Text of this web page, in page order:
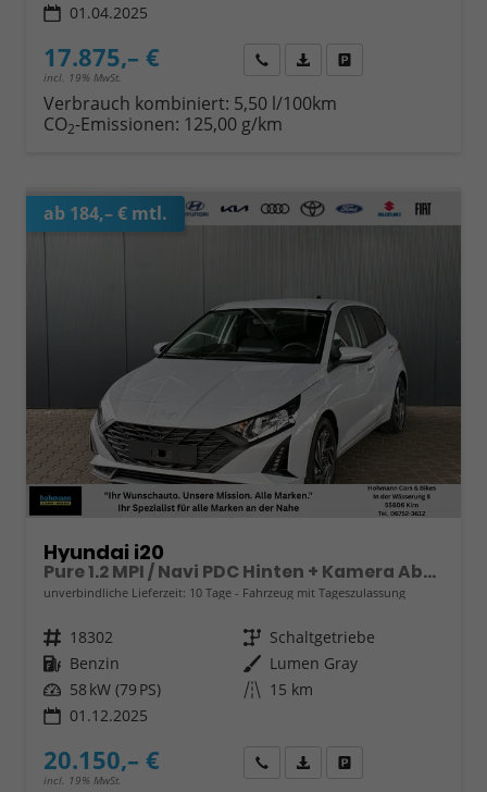
01.04.2025
17.875,– €
incl. 19% MwSt.
Wir rufen Sie anFahrzeugexposé (PDF)
Verbrauch kombiniert: 5,50 l/100km
CO2-Emissionen: 125,00 g/km
ab 184,– € mtl.
Hyundai i20
Pure 1.2 MPI / Navi PDC Hinten + Kamera Abgedunkelte Scheiben Tempomat Alu 16"
unverbindliche Lieferzeit: 10 Tage Fahrzeug mit Tageszulassung
Fahrzeugnr. 18302 Getriebe Schaltgetriebe
Kraftstoff Benzin Außenfarbe Lumen Gray
Leistung 58 kW (79 PS) Kilometerstand 15 km
01.12.2025
20.150,– €
incl. 19% MwSt.
Wir rufen Sie anFahrzeugexposé (PDF)